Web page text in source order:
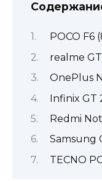
POCO F6
realme
OnePlus
Infinix GT
Redmi
Samsung
TECNO